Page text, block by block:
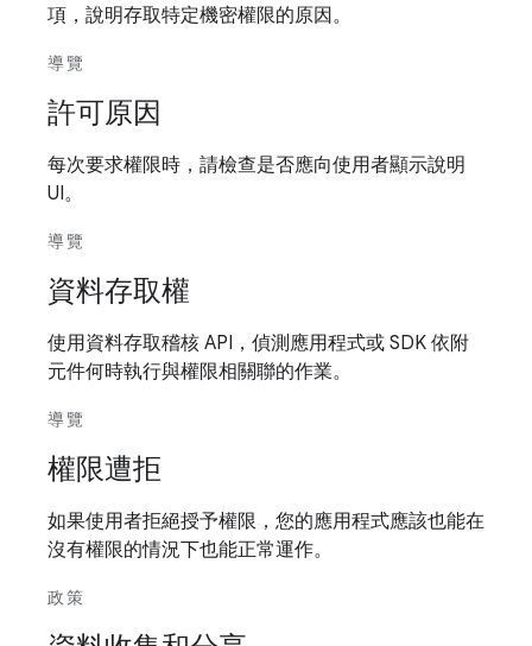
項，說明存取特定機密權限的原因。
導覽
許可原因
每次要求權限時，請檢查是否應向使用者顯示說明
UI。
導覽
資料存取權
使用資料存取稽核 API，偵測應用程式或 SDK 依附
元件何時執行與權限相關聯的作業。
導覽
權限遭拒
如果使用者拒絕授予權限，您的應用程式應該也能在
沒有權限的情況下也能正常運作。
政策